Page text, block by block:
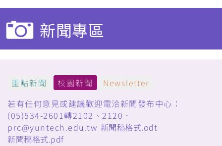
新聞專區
重點新聞 校園新聞
Newsletter
若有任何意見或建議歡迎電洽新聞發布中心：
(05)534-2601轉2102、2120．
prc@yuntech.edu.tw 新聞稿格式.odt
新聞稿格式.pdf